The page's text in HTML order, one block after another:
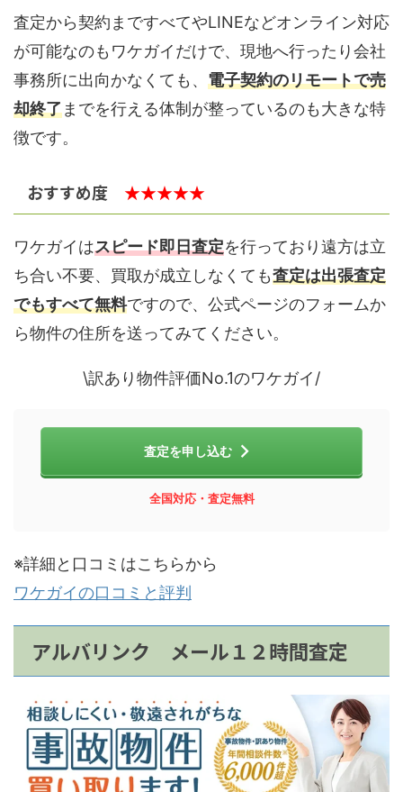
査定から契約まですべてやLINEなどオンライン対応
が可能なのもワケガイだけで、現地へ行ったり会社
事務所に出向かなくても、 電子契約のリモートで売
却終了までを行える体制が整っているのも大きな特
徴です。
おすすめ度 ★★★★★
ワケガイはスピード即日査定を行っており遠方は立
ち合い不要、買取が成立しなくても査定は出張査定
でもすべて無料ですので、公式ページのフォームか
ら物件の住所を送ってみてください。
\訳あり物件評価No.1のワケガイ/
査定を申し込む
全国対応・査定無料
※詳細と口コミはこちらから
ワケガイの口コミと評判
アルバリンク メール１２時間査定